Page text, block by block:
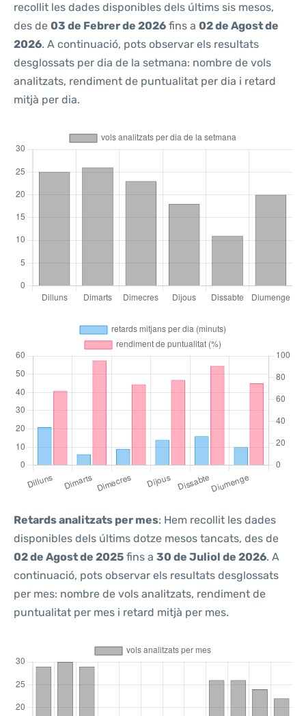
recollit les dades disponibles dels últims sis mesos,
des de 03 de Febrer de 2026 fins a 02 de Agost de
2026. A continuació, pots observar els resultats
desglossats per dia de la setmana: nombre de vols
analitzats, rendiment de puntualitat per dia i retard
mitjà per dia.
Retards analitzats per mes: Hem recollit les dades
disponibles dels últims dotze mesos tancats, des de
02 de Agost de 2025 fins a 30 de Juliol de 2026. A
continuació, pots observar els resultats desglossats
per mes: nombre de vols analitzats, rendiment de
puntualitat per mes i retard mitjà per mes.